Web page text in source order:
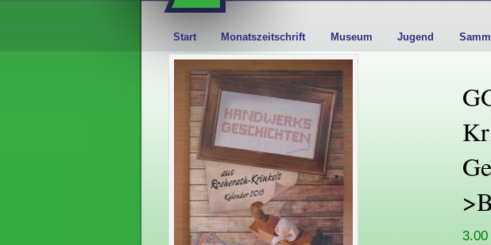
Start Monatszeitschrift Museum Jugend
3.00